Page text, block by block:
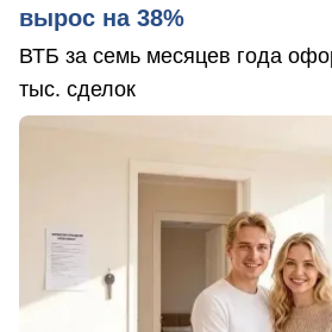
вырос на 38%
ВТБ за семь месяцев года
тыс. сделок